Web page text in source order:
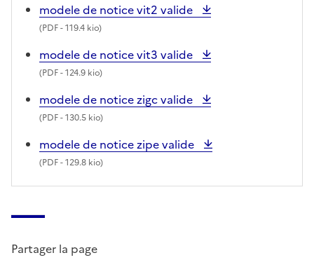
modele de notice vit2 valide
(PDF- 119.4 kio)
modele de notice vit3 valide
(PDF- 124.9 kio)
modele de notice zigc valide
(PDF- 130.5 kio)
modele de notice zipe valide
(PDF- 129.8 kio)
Partager la page